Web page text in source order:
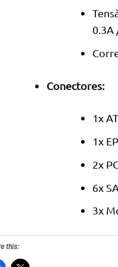
0.3A
Conectores:
1x
1x
2x
6x
3x
this: